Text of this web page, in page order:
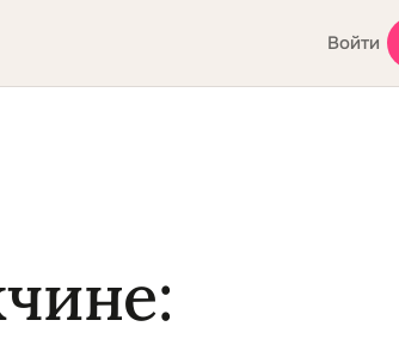
Войти